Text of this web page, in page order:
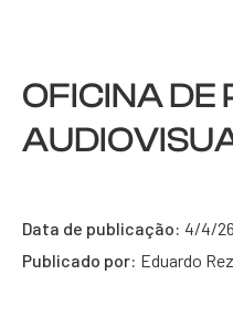
OFICINA DE
Data de publicação: 4/4/26
Publicado por: Eduardo